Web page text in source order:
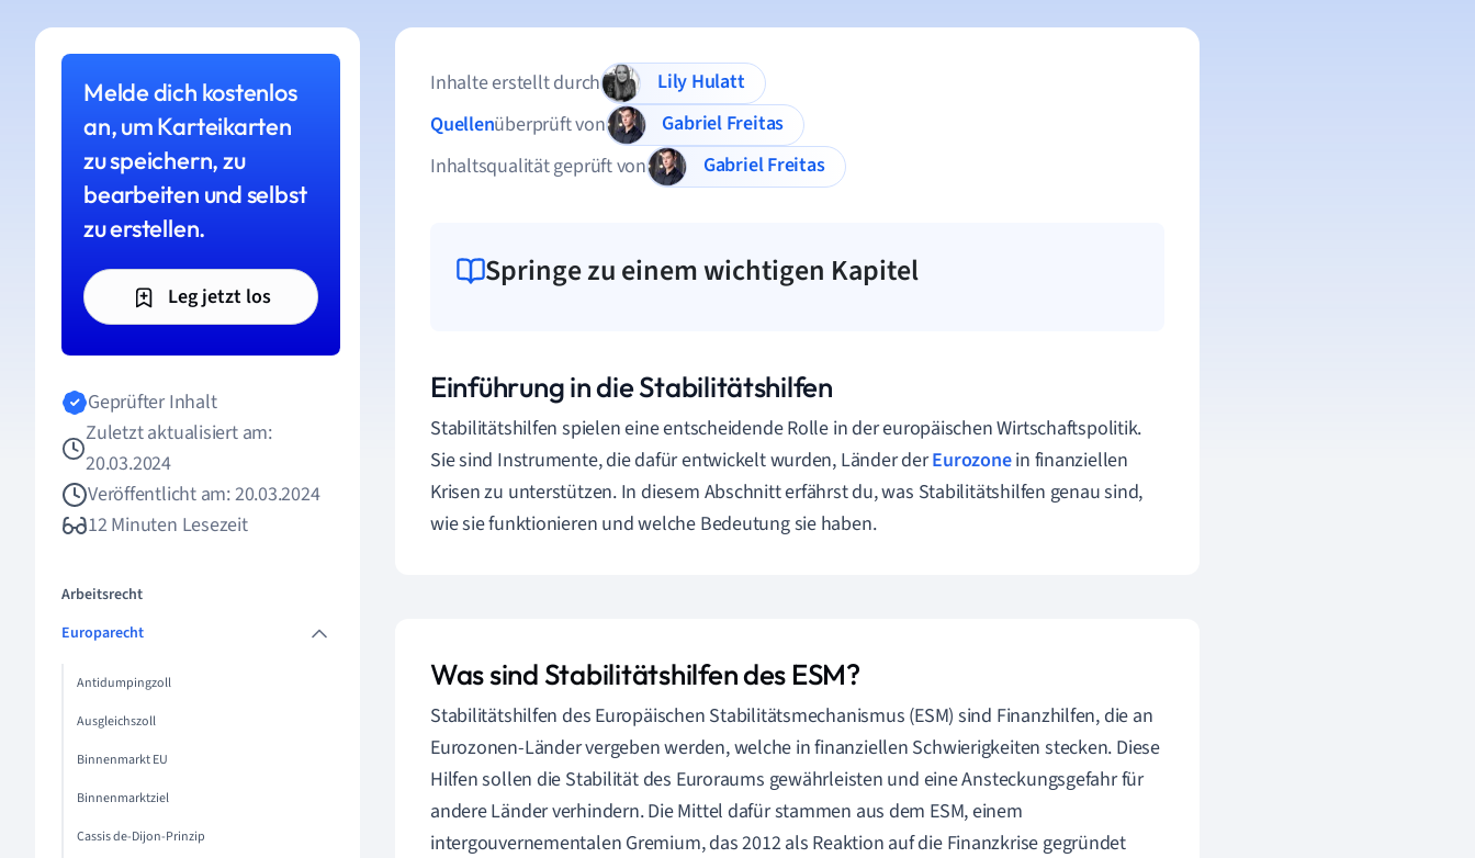
Melde dich kostenlos
an, um Karteikarten
zu speichern, zu
bearbeiten und selbst
zu erstellen.
Leg jetzt los
Geprüfter Inhalt
Zuletzt aktualisiert am:
20.03.2024
Veröffentlicht am: 20.03.2024
12 Minuten Lesezeit
Arbeitsrecht
Europarecht
Antidumpingzoll
Ausgleichszoll
Binnenmarkt EU
Binnenmarktziel
Cassis de-Dijon-Prinzip
Inhalte erstellt durch
Lily Hulatt
Quellenüberprüft von
Gabriel Freitas
Inhaltsqualität geprüft von
Gabriel Freitas
Springe zu einem wichtigen Kapitel
Einführung in die Stabilitätshilfen
Stabilitätshilfen spielen eine entscheidende Rolle in der europäischen Wirtschaftspolitik.
Sie sind Instrumente, die dafür entwickelt wurden, Länder derEurozonein finanziellen
Krisen zu unterstützen. In diesem Abschnitt erfährst du, was Stabilitätshilfen genau sind,
wie sie funktionieren und welche Bedeutung sie haben.
Was sind Stabilitätshilfen des ESM?
Stabilitätshilfen des Europäischen Stabilitätsmechanismus (ESM) sind Finanzhilfen, die an
Eurozonen-Länder vergeben werden, welche in finanziellen Schwierigkeiten stecken. Diese
Hilfen sollen die Stabilität des Euroraums gewährleisten und eine Ansteckungsgefahr für
andere Länder verhindern. Die Mittel dafür stammen aus dem ESM, einem
intergouvernementalen Gremium, das 2012 als Reaktion auf die Finanzkrise gegründet